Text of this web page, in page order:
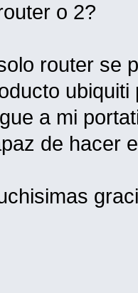
o 2?
router se
a mi
de hacer